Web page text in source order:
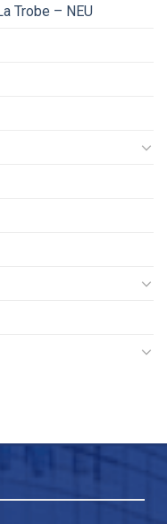
Trobe – NEU